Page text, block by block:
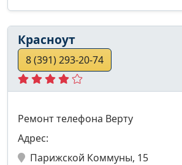
Красноут
8 (391) 293-20-74
Ремонт телефона Верту
Адрес:
Парижской Коммуны, 15